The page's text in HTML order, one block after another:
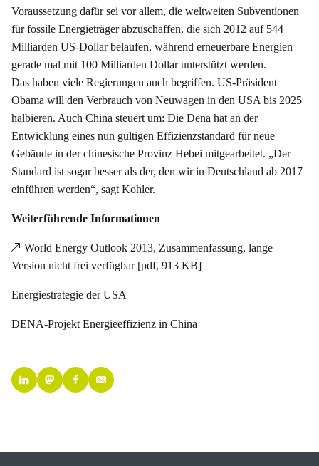
Voraussetzung dafür sei vor allem, die weltweiten Subventionen
für fossile Energieträger abzuschaffen, die sich 2012 auf 544
Milliarden US-Dollar belaufen, während erneuerbare Energien
gerade mal mit 100 Milliarden Dollar unterstützt werden.
Das haben viele Regierungen auch begriffen. US-Präsident
Obama will den Verbrauch von Neuwagen in den USA bis 2025
halbieren. Auch China steuert um: Die Dena hat an der
Entwicklung eines nun gültigen Effizienzstandard für neue
Gebäude in der chinesische Provinz Hebei mitgearbeitet. „Der
Standard ist sogar besser als der, den wir in Deutschland ab 2017
einführen werden“, sagt Kohler.
Weiterführende Informationen
World Energy Outlook 2013, Zusammenfassung, lange
Version nicht frei verfügbar [pdf, 913 KB]
Energiestrategie der USA
DENA-Projekt Energieeffizienz in China